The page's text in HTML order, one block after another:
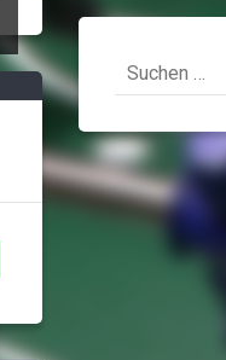
Suchen
nach: